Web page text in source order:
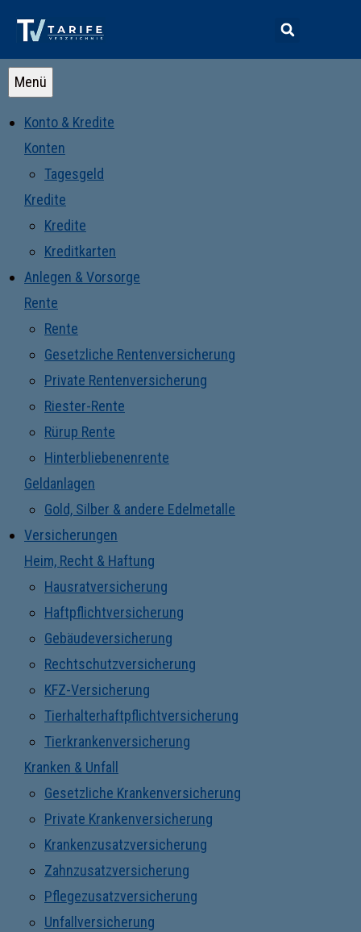
Menü
Konto & Kredite
Konten
Tagesgeld
Kredite
Kredite
Kreditkarten
Anlegen & Vorsorge
Rente
Rente
Gesetzliche Rentenversicherung
Private Rentenversicherung
Riester-Rente
Rürup Rente
Hinterbliebenenrente
Geldanlagen
Gold, Silber & andere Edelmetalle
Versicherungen
Heim, Recht & Haftung
Hausratversicherung
Haftpflichtversicherung
Gebäudeversicherung
Rechtschutzversicherung
KFZ-Versicherung
Tierhalterhaftpflichtversicherung
Tierkrankenversicherung
Kranken & Unfall
Gesetzliche Krankenversicherung
Private Krankenversicherung
Krankenzusatzversicherung
Zahnzusatzversicherung
Pflegezusatzversicherung
Unfallversicherung